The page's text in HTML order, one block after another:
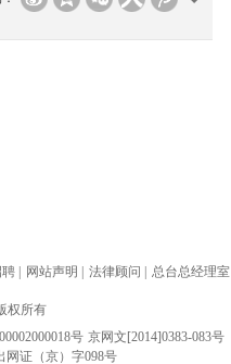
聘 网站声明 法律顾问 总台总经理室
权所有
号 京网文[2014]0383-083号
网证（京）字098号